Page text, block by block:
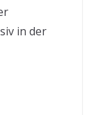
in der